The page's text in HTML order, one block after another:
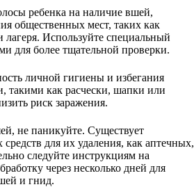
ребенка на наличие вшей,
общественных мест, таких как
Используйте специальный
для более тщательной проверки.
личной гигиены и избегания
как расчески, шапки или
риск заражения.
не паникуйте. Существует
для их удаления, как аптечных,
следуйте инструкциям на
через несколько дней для
и гнид.